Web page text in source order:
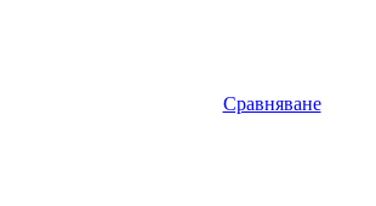
Сравняване